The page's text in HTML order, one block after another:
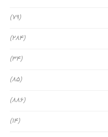
(79)
(284)
(34)
(85)
(886)
(14)